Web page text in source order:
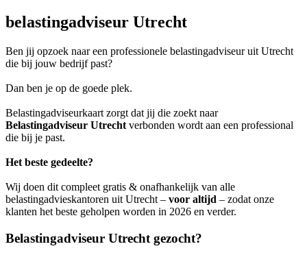
belastingadviseur Utrecht
Ben jij opzoek naar een professionele belastingadviseur uit Utrecht
die bij jouw bedrijf past?
Dan ben je op de goede plek.
Belastingadviseurkaart zorgt dat jij die zoekt naar
Belastingadviseur Utrecht verbonden wordt aan een professional
die bij je past.
Het beste gedeelte?
Wij doen dit compleet gratis & onafhankelijk van alle
belastingadvieskantoren uit Utrecht – voor altijd – zodat onze
klanten het beste geholpen worden in 2026 en verder.
Belastingadviseur Utrecht gezocht?